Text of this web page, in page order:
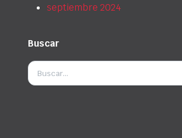
septiembre 2024
Buscar